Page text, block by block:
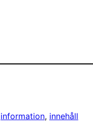
information, innehåll